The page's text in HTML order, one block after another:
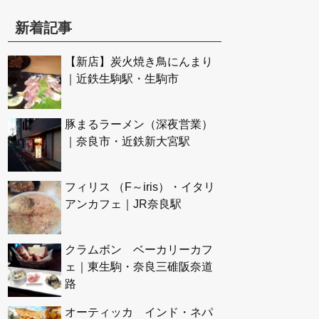
新着記事
【新店】炭火焼き鳥にんまり
｜近鉄生駒駅・生駒市
豚まるラーメン（深夜営業）
｜奈良市・近鉄新大宮駅
フィリス （F～iris）・イタリ
アンカフェ｜JR奈良駅
クラムボン ベーカリーカフ
ェ｜東生駒・奈良三碓阪奈道
路
オーティッカ インド・ネパ